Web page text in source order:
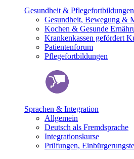
Gesundheit & Pflegefortbildungen
Gesundheit, Bewegung &
Kochen & Gesunde
Krankenkassen gefördert
Patientenforum
Pflegefortbildungen
Sprachen & Integration
Allgemein
Deutsch als Fremdsprache
Integrationskurse
Prüfungen,